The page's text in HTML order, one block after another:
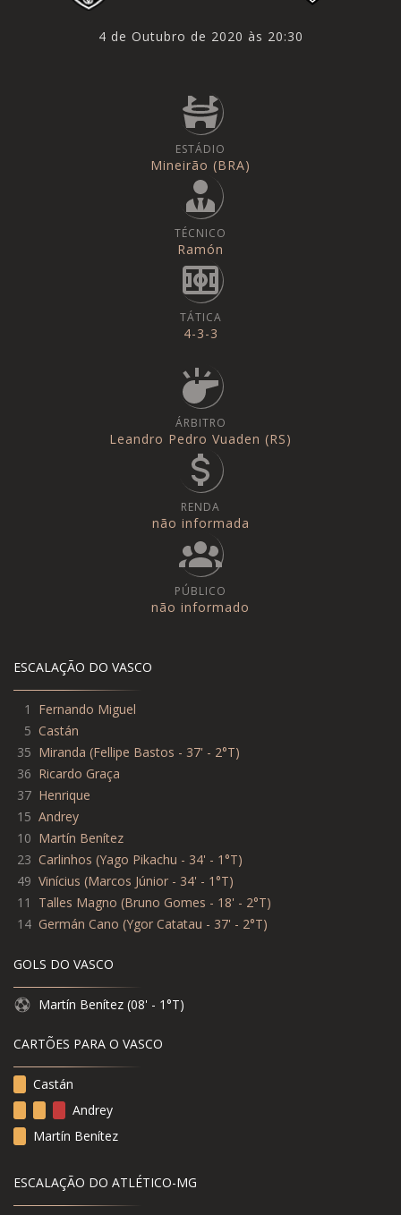
4 de Outubro de 2020 às 20:30
ESTÁDIO
Mineirão (BRA)
TÉCNICO
Ramón
TÁTICA
4-3-3
ÁRBITRO
Leandro Pedro Vuaden (RS)
RENDA
não informada
PÚBLICO
não informado
ESCALAÇÃO DO VASCO
1
Fernando Miguel
5 Castán
35 Miranda (Fellipe Bastos - 37' - 2°T)
36 Ricardo Graça
37 Henrique
15 Andrey
10 Martín Benítez
23 Carlinhos (Yago Pikachu - 34' - 1°T)
49 Vinícius (Marcos Júnior - 34' - 1°T)
11
Talles Magno (Bruno Gomes - 18' - 2°T)
14 Germán Cano (Ygor Catatau - 37' - 2°T)
GOLS DO VASCO
Martín Benítez (08' - 1°T)
CARTÕES PARA O VASCO
Castán
Andrey
Martín Benítez
ESCALAÇÃO DO ATLÉTICO-MG